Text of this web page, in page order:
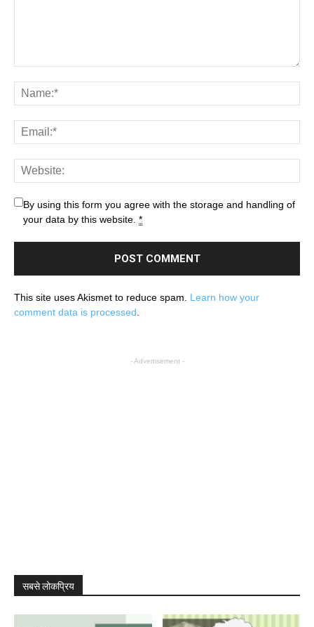
By using this form you agree with the storage and handling of
your data by this website. *
This site uses Akismet to reduce spam. Learn how your
comment data is processed
- Advertisement -
सबसे लोकप्रिय